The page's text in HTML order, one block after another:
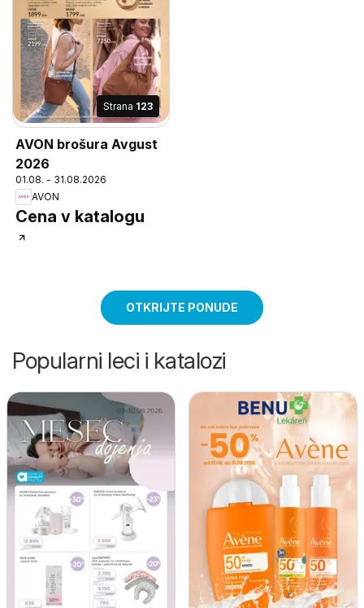
Strana 123
AVON brošura Avgust
2026
01.08. - 31.08.2026
AVON
Cena v katalogu
OTKRIJTE PONUDE
Popularni leci i katalozi